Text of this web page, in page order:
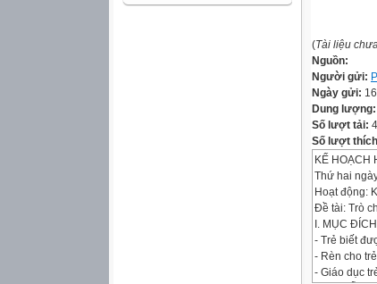
(Tài liệu
Nguồn:
Người gửi:
Ngày gửi:
Dung lượng:
Số lượt tải:
Số lượt
KẾ HOẠCH
Thứ hai
Hoạt động:
Đề tài: Trò
I. MỤC
- Trẻ biết
- Rèn cho
- Giáo dục